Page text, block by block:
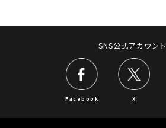
SNS公式アカウント
Facebook X